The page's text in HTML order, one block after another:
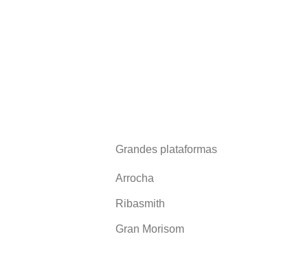
Grandes plataformas
Arrocha
Ribasmith
Gran Morisom